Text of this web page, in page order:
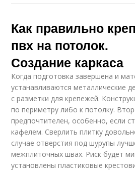
Как правильно
пвх на потолок.
Создание каркаса
Когда подготовка завершена и
устанавливаются металлические
с разметки для крепежей.
по периметру либо к потолку.
предпочтителен, особенно, если
кафелем. Сверлить плитку
случае отверстия под шурупы
межплиточных швах. Риск будет
установлены пластиковые